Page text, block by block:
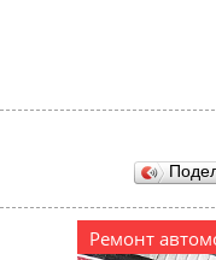
Ремонт